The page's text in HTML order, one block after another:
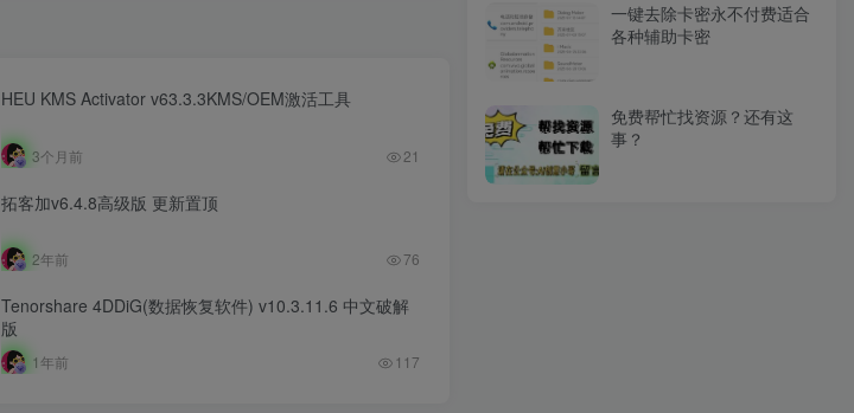
HEU KMS Activator v63.3.3KMS/OEM激活工具
3个月前 21
拓客加v6.4.8高级版 更新置顶
2年前 76
Tenorshare 4DDiG(数据恢复软件) v10.3.11.6 中文破解
版
1年前 117
一键去除卡密永不付费适合
各种辅助卡密
免费帮忙找资源？还有这
事？